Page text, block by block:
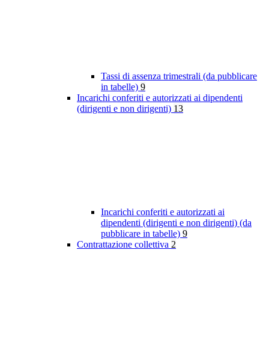
Tassi di assenza trimestrali (da pubblicare
in tabelle) 9
Incarichi conferiti e autorizzati ai dipendenti
(dirigenti e non dirigenti) 13
Incarichi conferiti e autorizzati ai
dipendenti (dirigenti e non dirigenti) (da
pubblicare in tabelle) 9
Contrattazione collettiva 2